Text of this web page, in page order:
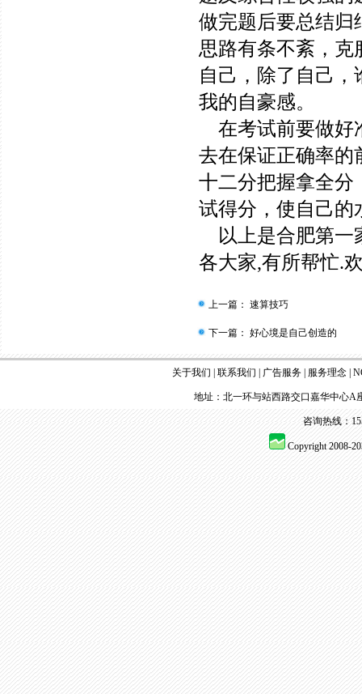
做完题后要总结归
思路有条不紊，克
自己，除了自己
我的自豪感。
在考试前要做好
去在保证正确率的
十二分把握拿全分
试得分，使自己
以上是合肥第一
各大家,有所帮忙.
上一篇： 速算技巧
下一篇： 好心境是自己创造的
关于我们 联系我们 广告服务| 服务理念|
地址：北一环与站西路交口嘉华中心
咨询热线：
Copyright 2008-